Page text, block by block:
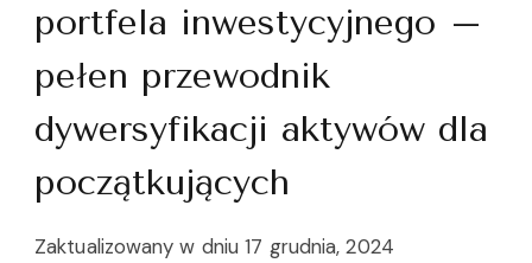
portfela inwestycyjnego –
pełen przewodnik
dywersyfikacji aktywów dla
początkujących
Zaktualizowany w dniu17 grudnia, 2024